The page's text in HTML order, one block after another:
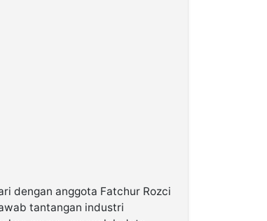
dengan anggota Fatchur Rozci
tantangan industri